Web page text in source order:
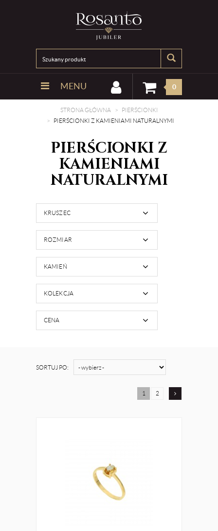
MENU 0
STRONA GŁÓWNA
PIERŚCIONKI
PIERŚCIONKI Z KAMIENIAMI NATURALNYMI
PIERŚCIONKI Z
KAMIENIAMI
NATURALNYMI
KRUSZEC
ROZMIAR
KAMIEŃ
KOLEKCJA
CENA
SORTUJ PO:
1 2